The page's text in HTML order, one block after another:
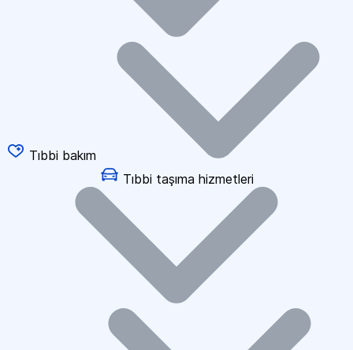
Tıbbi bakım
Tıbbi taşıma hizmetleri